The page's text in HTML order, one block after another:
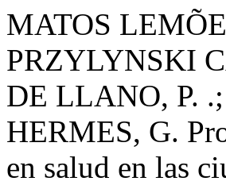
MATOS
PRZYLYNSKI
DE LLANO, P.
HERMES, G.
en salud en las